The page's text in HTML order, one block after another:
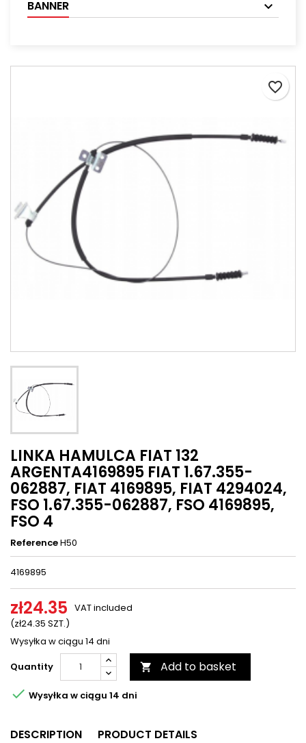
BANNER
favorite_border
LINKA HAMULCA FIAT 132
ARGENTA4169895 FIAT 1.67.355-
062887, FIAT 4169895, FIAT 4294024,
FSO 1.67.355-062887, FSO 4169895,
FSO 4
ReferenceH50
4169895
zł24.35
(zł24.35 SZT.)
VAT included
Wysyłka w ciągu 14 dni
Quantity
 Add to basket
 Wysyłka w ciągu 14 dni
DESCRIPTION PRODUCT DETAILS